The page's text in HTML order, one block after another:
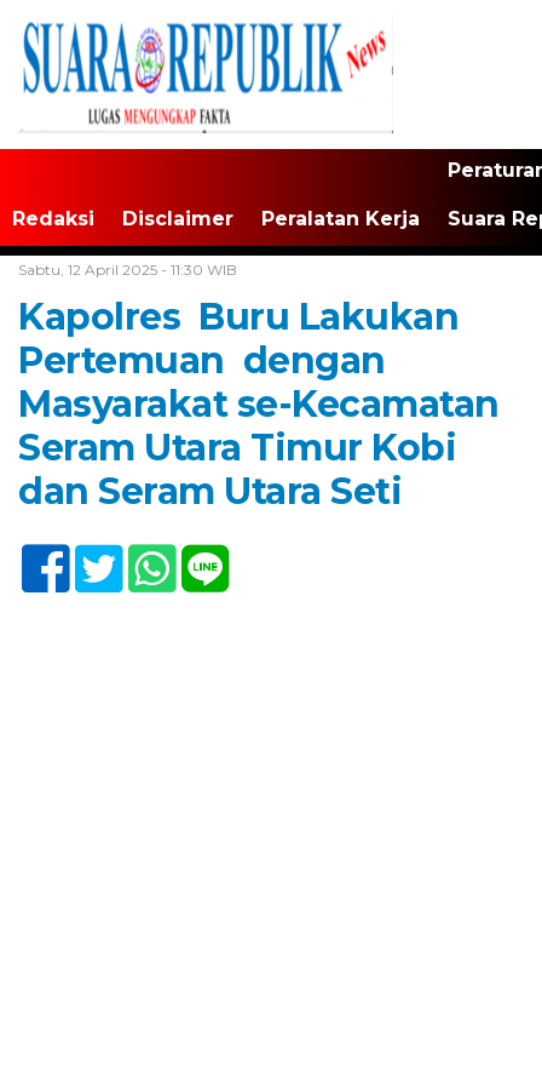
Redaksi Disclaimer Peralatan Kerja Suara
Sabtu, 12 April 2025 - 11:30 WIB
Kapolres Buru Lakukan
Pertemuan dengan
Masyarakat se-Kecamatan
Seram Utara Timur Kobi
dan Seram Utara Seti